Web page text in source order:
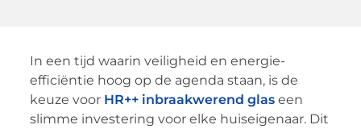
In een tijd waarin veiligheid en energie-
efficiëntie hoog op de agenda staan, is de
keuze voor HR++ inbraakwerend glaseen
slimme investering voor elke huiseigenaar. Dit